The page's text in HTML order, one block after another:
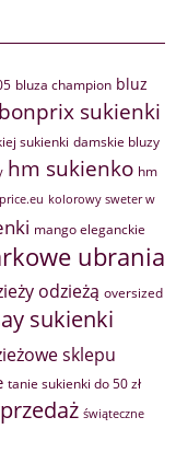
bluza champion bluz
bonprix sukienki
sukienki damskie bluzy
hm sukienko hm
kolorowy sweter w
mango eleganckie
ubrania
odzieżą oversized
sukienki
sklepu
tanie sukienki do 50 zł
świąteczne